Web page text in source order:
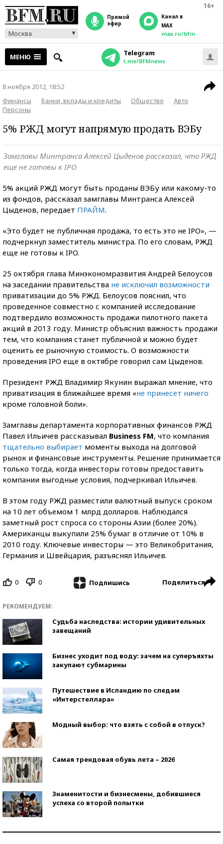
16+
Москва
прямой
эфир
Канал в
MAX
max.ru/bfm
МЕНЮ Telegram
t.me/BFMnews
8 ноября 2012, 18:52
Финансы
Банки, вклады и кредиты Общество
Авто
Персоны
5% РЖД могут напрямую продать ВЭБу
Замглавы Минтранса Алексей Цыденов рассказал, что РЖД
еще не готовы к IPO
5% акций РЖД могут быть проданы ВЭБу или какому-то
из фондов, рассказал замглавы Минтранса Алексей
Цыденов, передает ПРАЙМ.
«Это будет не публичная продажа, то есть это не IPO», —
подчеркнул заместитель министра. По его словам, РЖД
еще не готовы к IPO.
25 октября глава Минэкономразвития Андрей Белоусов
на заседании правительства не исключил возможности
приватизации до 5% РЖД. Белоусов пояснил, что
проведенное совместно с компанией исследование
подтвердило возможность продажи пилотного пакета
акций в 2013 году. Министр объяснил важность продажи
тем, что компания станет публичной и можно будет
оценить ее рыночную стоимость. О возможности
проведения IPO еще в октябре говорил сам Цыденов.
Президент РЖД Владимир Якунин выражал мнение, что
приватизация в ближайшее время «не принесет ничего
кроме головной боли».
Замглавы департамента корпоративных финансов РЖД
Павел Ильичев рассказывал Business FM, что компания
тщательно выбирает моменты выхода на долговой
рынок и финансовые инструменты. Решение принимается
только тогда, когда инвесторы готовы предоставить
компании выгодные условия, подчеркивал Ильичев.
В этом году РЖД разместили валютный выпуск сроком
на 10 лет объемом 1 млрд долларов. Наблюдался
заметный рост спроса со стороны Азии (более 20%).
Американцы выкупили 25% бумаг в отличие от 10% в
2010 году. Ключевые инвесторы — это Великобритания,
Германия и Швейцария, разъяснял Ильичев.
0 0 Подпишись Поделиться
РЕКОМЕНДУЕМ:
Судьба наследства: истории удивительных
завещаний
Бизнес уходит под воду: зачем на суперъяхты
закупают субмарины
Путешествие в Исландию по следам
«Интерстеллара»
Модный выбор: что взять с собой в отпуск?
Самая трендовая обувь лета – 2026
Знаменитости и бизнесмены, добившиеся
успеха со второй попытки